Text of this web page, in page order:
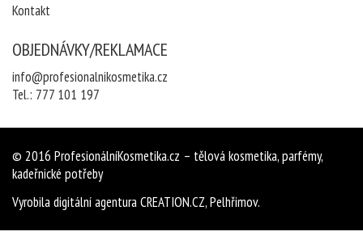
Kontakt
OBJEDNÁVKY/REKLAMACE
info@profesionalnikosmetika.cz
Tel.: 777 101 197
© 2016 ProfesionálníKosmetika.cz – tělová kosmetika, parfémy,
kadeřnické potřeby
Vyrobiladigitální agenturaCREATION.CZ,Pelhřimov.